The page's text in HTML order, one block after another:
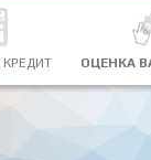
ОЦЕНКА